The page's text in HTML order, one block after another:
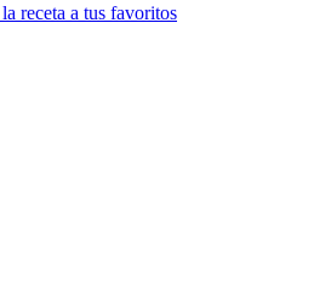
receta a tus favoritos